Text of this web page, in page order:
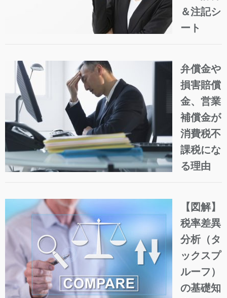
＆注記シ
ート
弁償金や
損害賠償
金、営業
補償金が
消費税不
課税にな
る理由
【図解】
税率差異
分析（タ
ックスプ
ルーフ）
の基礎知